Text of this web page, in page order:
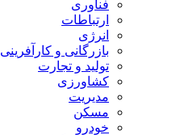
فناوری
ارتباطات
انرژی
بازرگانی و کارآفرینی
تولید و تجارت
کشاورزی
مدیریت
مسکن
خودرو